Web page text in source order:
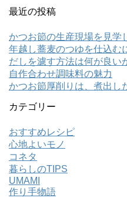
最近の投稿
かつお節の生産現場を見学
年越し蕎麦のつゆを仕込む
だしを濾す方法は何が良い
自作合わせ調味料の魅力
かつお節厚削りは、煮出し
カテゴリー
おすすめレシピ
心地よいモノ
コネタ
暮らしのTIPS
UMAMI
作り手物語